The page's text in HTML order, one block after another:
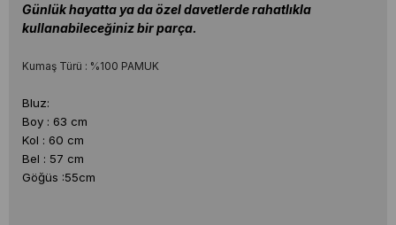
Günlük hayatta ya da özel davetlerde rahatlıkla
kullanabileceğiniz bir parça.
Kumaş Türü : %100 PAMUK
Bluz:
Boy : 63 cm
Kol : 60 cm
Bel : 57 cm
Göğüs :55cm